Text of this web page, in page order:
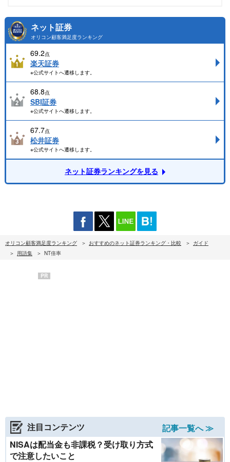
ネット証券
オリコン顧客満足度ランキング
69.2点
楽天証券
※公式サイトへ遷移します。
68.8点
SBI証券
※公式サイトへ遷移します。
67.7点
松井証券
※公式サイトへ遷移します。
ネット証券ランキングを見る
オリコン顧客満足度ランキング おすすめのネット証券ランキング・比較
ガイド
用語集
NT倍率
PR
注目コンテンツ
記事一覧へ ≫
NISAは配当金も非課税？受け取り方式
で注意したいこと